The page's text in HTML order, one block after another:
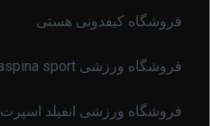
فروشگاه کیفدونی هستی
فروشگاه ورزشی Raspina sport
فروشگاه ورزشی انفیلد اسپرت